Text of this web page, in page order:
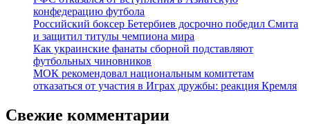
конфедерацию футбола
Российский боксер Бетербиев досрочно победил Смита
и защитил титулы чемпиона мира
Как украинские фанаты сборной подставляют
футбольных чиновников
МОК рекомендовал национальным комитетам
отказаться от участия в Играх дружбы: реакция Кремля
Свежие комментарии